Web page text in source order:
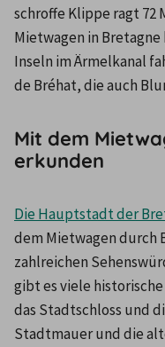
schroffe Klippe ragt 72
Mietwagen in
Inseln im Ärmelkanal
de Bréhat, die auch
Mit dem
erkunden
Die Hauptstadt der
dem Mietwagen durch
zahlreichen
gibt es viele
das Stadtschloss und
Stadtmauer und die